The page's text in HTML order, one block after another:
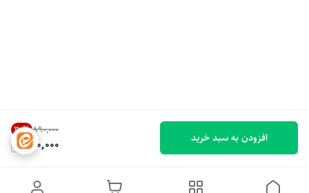
۸۹۰٬۰۰۰ 30%
620,000 افزودن به سبد خرید